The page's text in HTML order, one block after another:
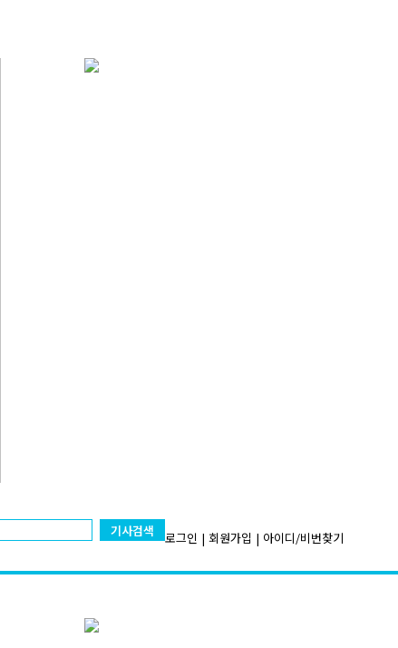
기사검색 로그인 | 회원가입 | 아이디/비번찾기